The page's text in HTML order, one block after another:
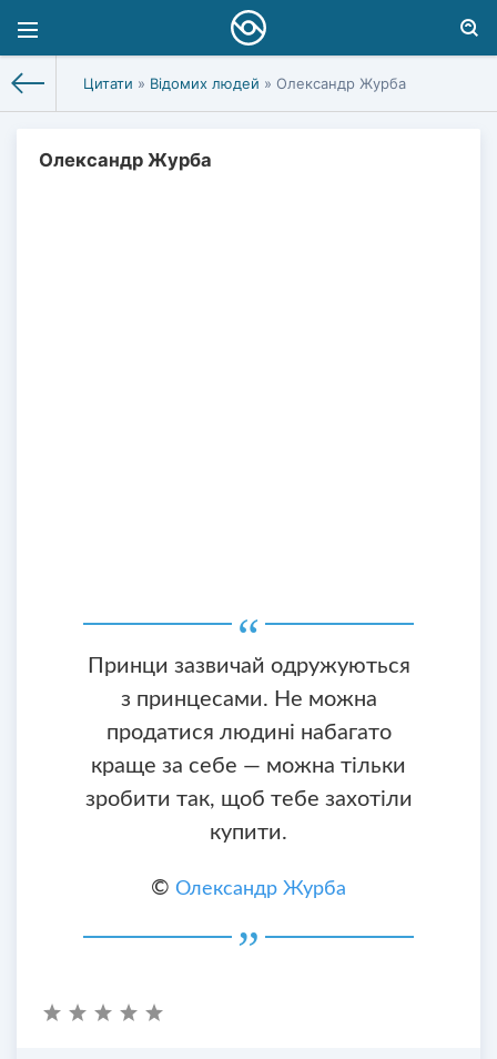
Цитати » Відомих людей » Олександр Журба
Олександр Журба
Принци зазвичай одружуються
з принцесами. Не можна
продатися людині набагато
краще за себе — можна тільки
зробити так, щоб тебе захотіли
купити.
© Олександр Журба